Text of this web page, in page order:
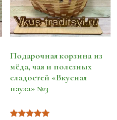
Подарочная корзина из
мёда, чая и полезных
сладостей «Вкусная
пауза» №3